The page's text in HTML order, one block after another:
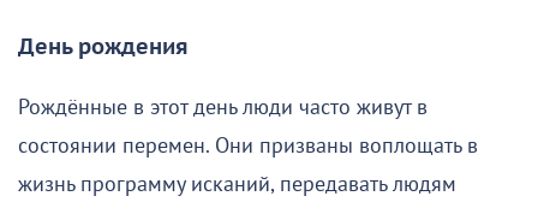
День рождения
Рождённые в этот день люди часто живут в
состоянии перемен. Они призваны воплощать в
жизнь программу исканий, передавать людям